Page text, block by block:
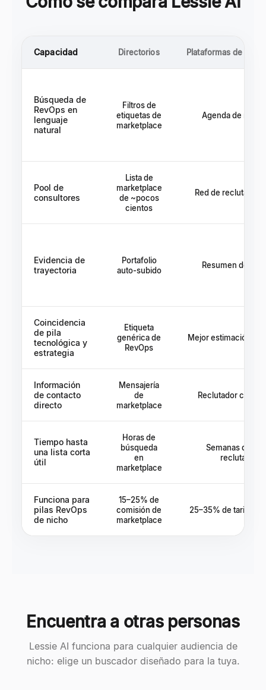
Capacidad Directorios Plataformas de
Búsqueda de
RevOps en
lenguaje
natural
Filtros de
etiquetas de
marketplace
Agenda de
Pool de
consultores
Lista de
marketplace
de ~pocos
cientos
Red de
Evidencia de
trayectoria
Portafolio
auto-subido
Resumen del
Coincidencia
de pila
tecnológica y
estrategia
Etiqueta
genérica de
RevOps
Mejor estimación
Información
de contacto
directo
Mensajería
de
marketplace
Reclutador como
Tiempo hasta
una lista corta
útil
Horas de
búsqueda
en
marketplace
Semanas de
Funciona para
pilas RevOps
de nicho
15–25% de
comisión de
marketplace
25–35% de tarifa de
Encuentra a otras personas
Lessie AI funciona para cualquier audiencia de
nicho: elige un buscador diseñado para la tuya.